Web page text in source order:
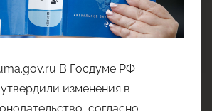
В Госдуме РФ
изменения в